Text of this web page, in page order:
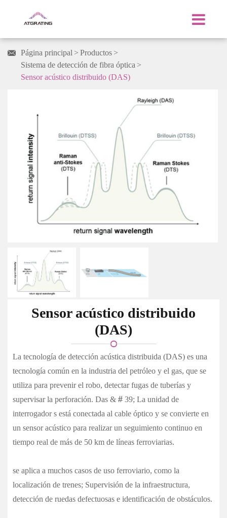
 Página principal
Productos
Sistema de detección de fibra óptica
Sensor acústico distribuido (DAS)
Sensor acústico distribuido
(DAS)
La tecnología de detección acústica distribuida (DAS) es una
tecnología común en la industria del petróleo y el gas, que se
utiliza para prevenir el robo, detectar fugas de tuberías y
supervisar la perforación. Das & # 39; La unidad de
interrogador s está conectada al cable óptico y se convierte en
un sensor acústico para realizar un seguimiento continuo en
tiempo real de más de 50 km de líneas ferroviarias.
se aplica a muchos casos de uso ferroviario, como la
localización de trenes; Supervisión de la infraestructura,
detección de ruedas defectuosas e identificación de obstáculos.